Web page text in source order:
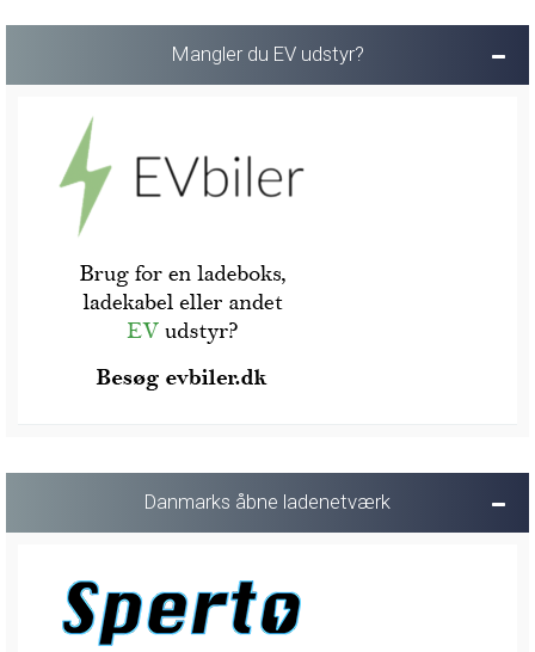
Mangler du EV udstyr?
Danmarks åbne ladenetværk